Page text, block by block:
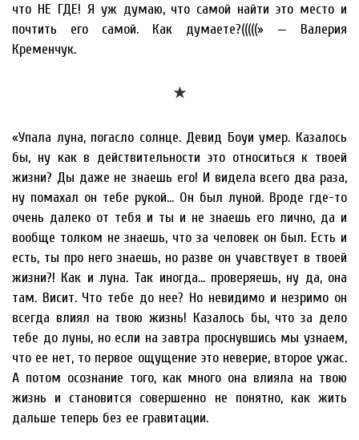
что НЕ ГДЕ! Я уж думаю, что самой найти это место и
почтить его самой. Как думаете?(((((» — Валерия
Кременчук.
★
«Упала луна, погасло солнце. Девид Боуи умер. Казалось
бы, ну как в действительности это относиться к твоей
жизни? Ды даже не знаешь его! И видела всего два раза,
ну помахал он тебе рукой… Он был луной. Вроде где-то
очень далеко от тебя и ты и не знаешь его лично, да и
вообще толком не знаешь, что за человек он был. Есть и
есть, ты про него знаешь, но разве он учавствует в твоей
жизни?! Как и луна. Так иногда… проверяешь, ну да, она
там. Висит. Что тебе до нее? Но невидимо и незримо он
всегда влиял на твою жизнь! Казалось бы, что за дело
тебе до луны, но если на завтра проснувшись мы узнаем,
что ее нет, то первое ощущение это неверие, второе ужас.
А потом осознание того, как много она влияла на твою
жизнь и становится совершенно не понятно, как жить
дальше теперь без ее гравитации.